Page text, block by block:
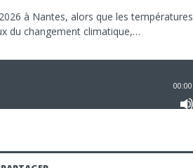
à Nantes, alors que les températures
du changement climatique,…
00:00